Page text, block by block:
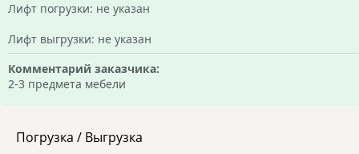
Лифт погрузки: не указан
Лифт выгрузки: не указан
Комментарий заказчика:
2-3 предмета мебели
Погрузка / Выгрузка